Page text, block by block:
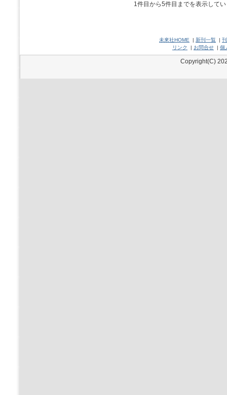
1件目から5件目までを表示して
未來社HOME 新刊一覧
リンク
お問合せ 個
Copyright(C)